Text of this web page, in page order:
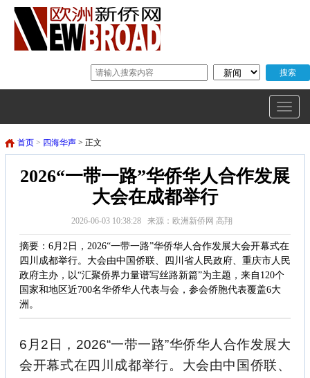
首页 > 四海华声 > 正文
2026“一带一路”华侨华人合作发展
大会在成都举行
2026-06-03 10:38:28 来源：欧洲新侨网 高翔
摘要：6月2日，2026“一带一路”华侨华人合作发展大会开幕式在
四川成都举行。大会由中国侨联、四川省人民政府、重庆市人民
政府主办，以“汇聚侨界力量谱写丝路新篇”为主题，来自120个
国家和地区近700名华侨华人代表与会，参会侨胞代表覆盖6大
洲。
6月2日，2026“一带一路”华侨华人合作发展大
会开幕式在四川成都举行。大会由中国侨联、